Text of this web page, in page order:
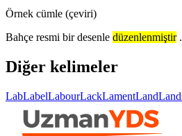
Örnek cümle (çeviri)
Bahçe resmi bir desenle düzenlenmiştir .
Diğer kelimeler
LabLabelLabourLackLamentLand